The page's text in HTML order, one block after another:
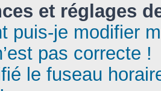
et réglages
puis-je modifier
pas correcte !
le fuseau